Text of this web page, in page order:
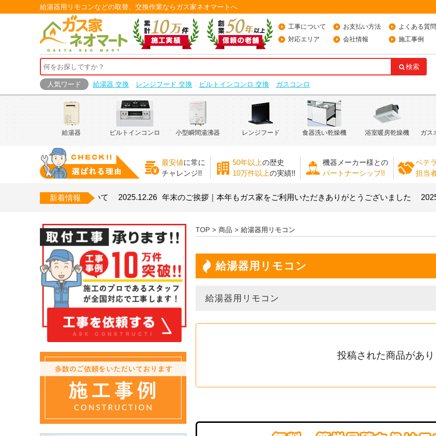
給湯器用リモコンなどの取替、交換作業ならガス家ネオマートへ
工事について お支払い方法
よくある質問
対応エリア
会社情報 施工事例
検索
人気ワード 給湯器 交換 レンジフード 交換 ビルトインコンロ 交換 ガスコンロ
給湯器 ビルトインコンロ 小型瞬間湯沸器 レンジフード 食器洗い乾燥機 浴室暖房乾燥機 ガス
最安値に常に
チャレンジ!!
50年以上の歴史
10万件以上の実績!!
機器メーカー様との
パートナーシップ!!
ベテ
担当
新着情報
期間中の営業について 2025.12.26 年末のご挨拶｜本年もガス家をご利用いただきありがとうございました
TOP 商品 給湯器用リモコン
給湯器用リモコン
給湯器用リモコン
投稿された商品があ